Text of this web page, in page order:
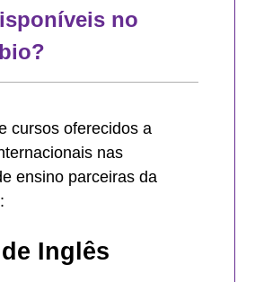
no
cursos oferecidos a
nas
ensino parceiras da
Inglês